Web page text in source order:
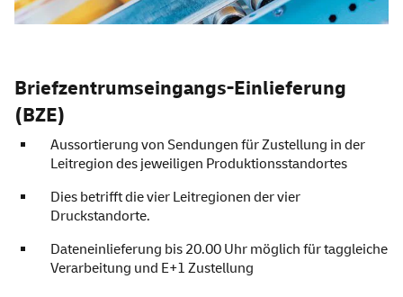
Briefzentrumseingangs-Einlieferung
(BZE)
Aussortierung von Sendungen für Zustellung in der
Leitregion des jeweiligen Produktionsstandortes
Dies betrifft die vier Leitregionen der vier
Druckstandorte.
Dateneinlieferung bis 20.00 Uhr möglich für taggleiche
Verarbeitung und E+1 Zustellung